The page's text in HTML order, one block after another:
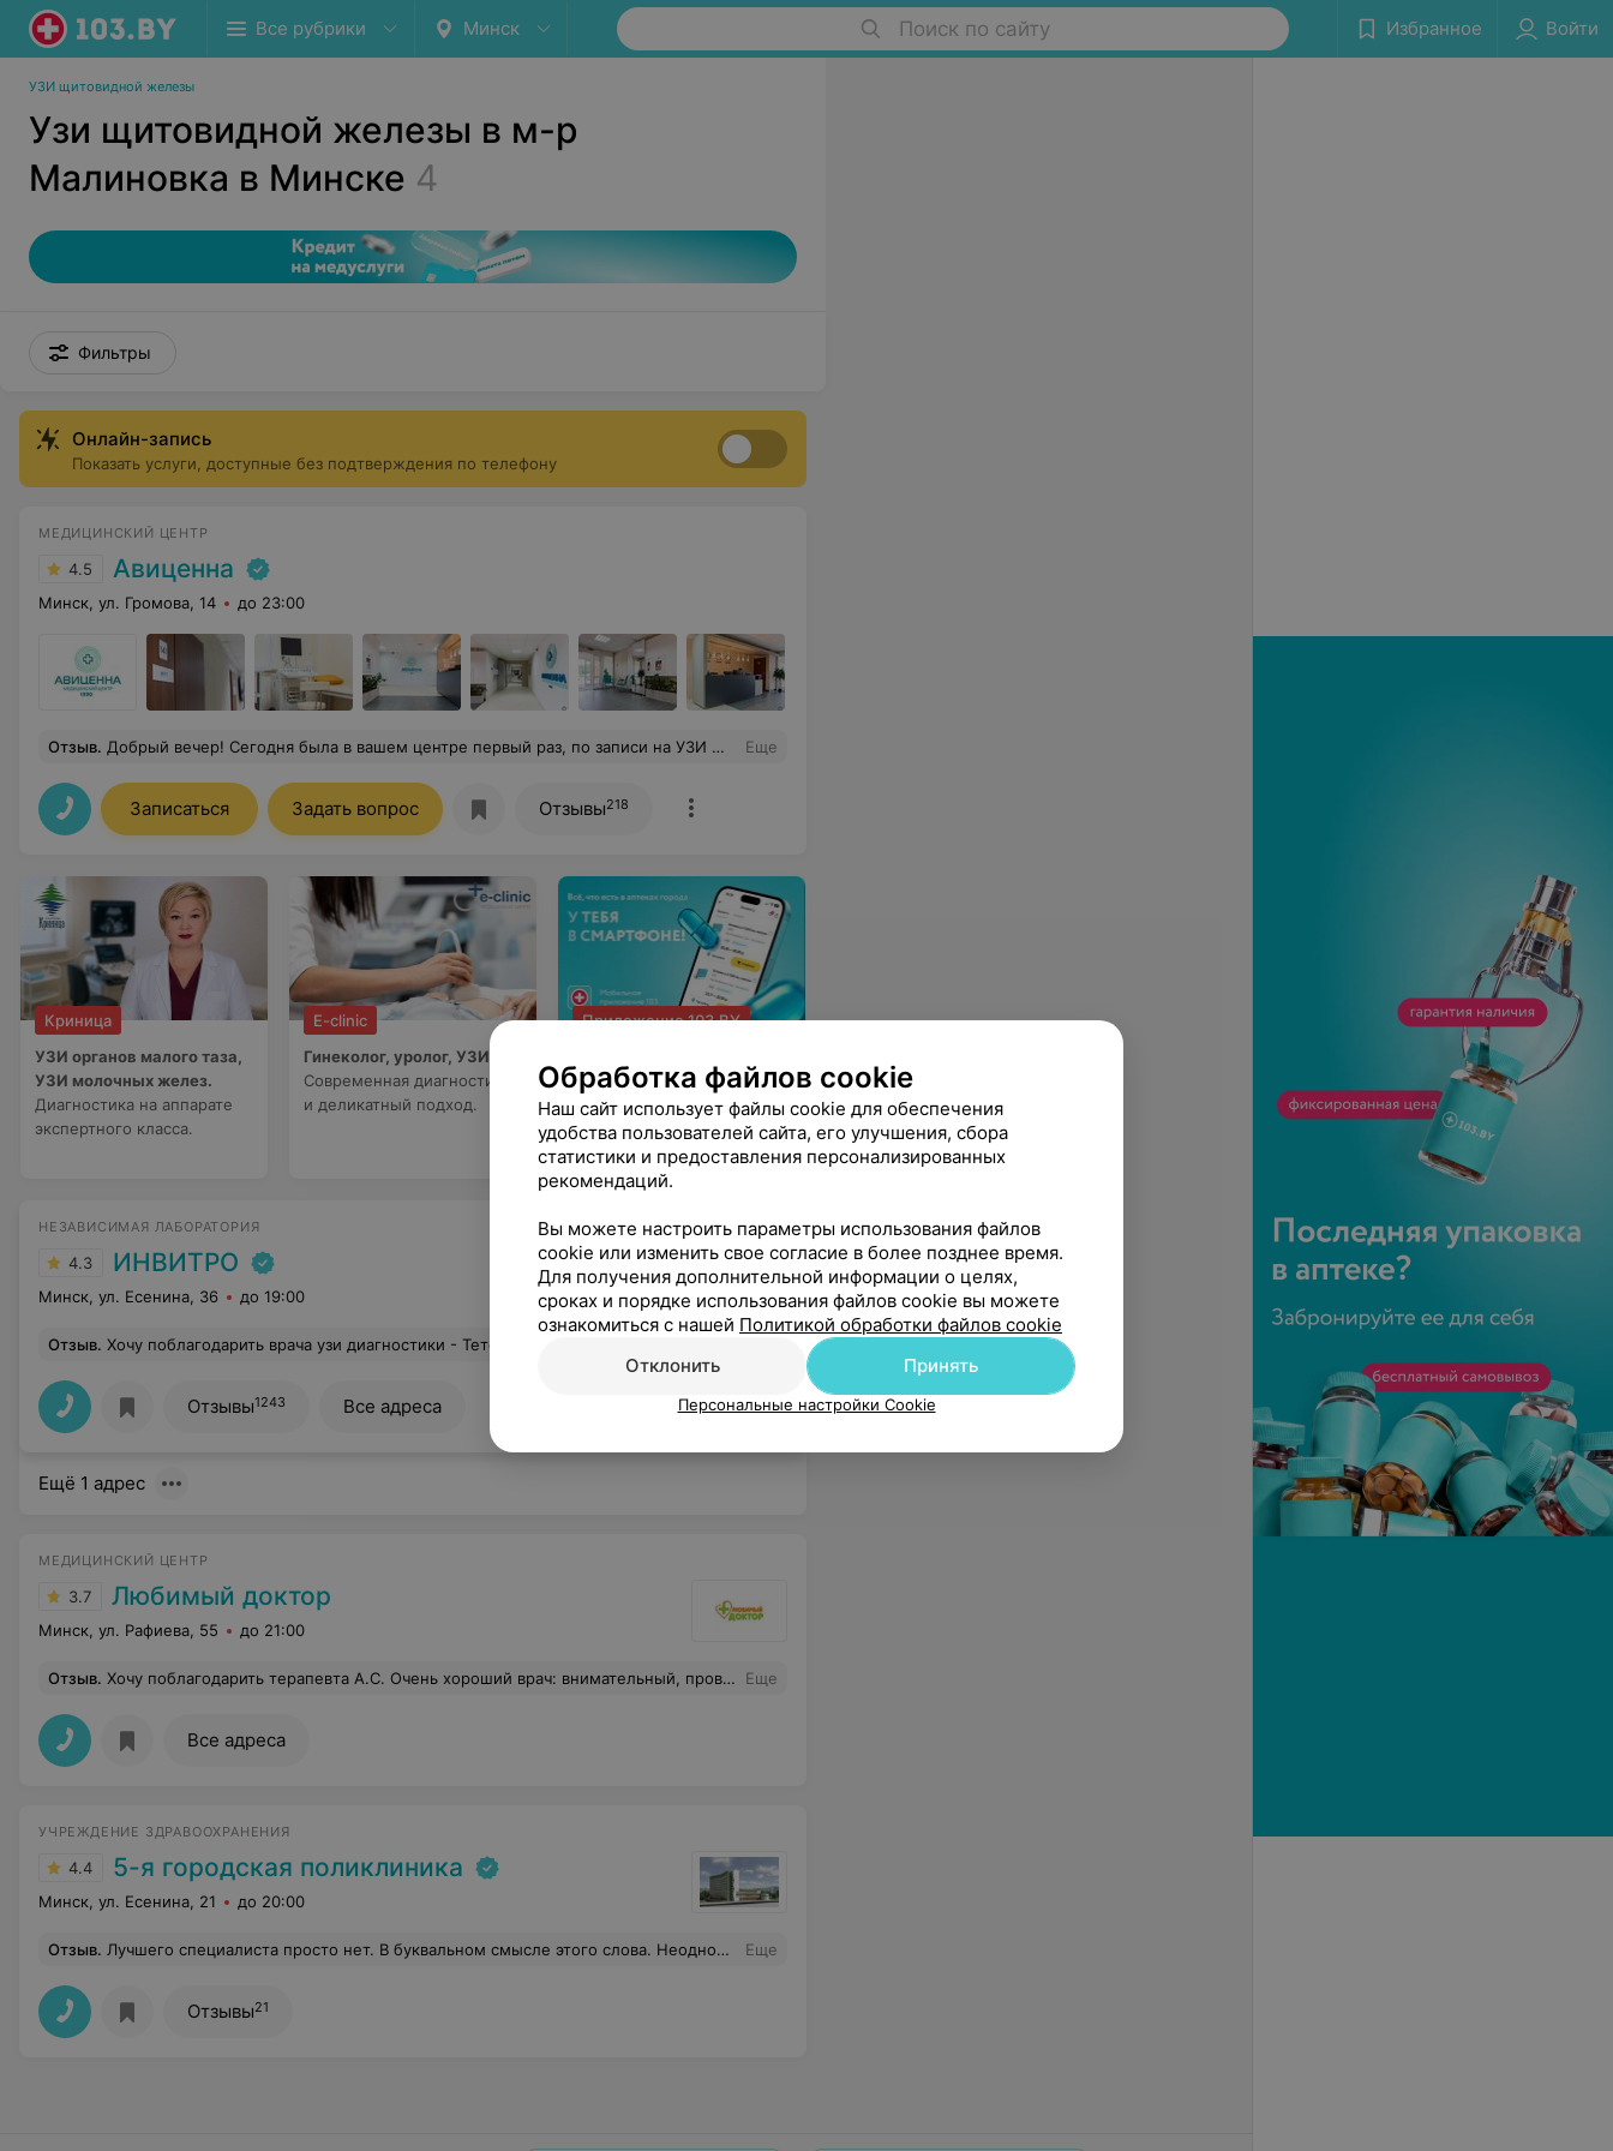
Все рубрики Минск Поиск по сайту Избранное Войти
УЗИ щитовидной железы
Узи щитовидной железы в м-р
Малиновка в Минске 4
Фильтры
Онлайн-запись
Показать услуги, доступные без подтверждения по телефону
МЕДИЦИНСКИЙ ЦЕНТР
4.5 Авиценна
Минск, ул. Громова, 14 до 23:00
Отзыв. Добрый вечер! Сегодня была в вашем центре первый раз, по записи на УЗИ щитовидной железы и брюшной полости. Отмечу работу приветливого персонала на ресепшене, даже по телефону было приятно с вами общаться, все объяснили и перезвонили подтвердить запись. Врач Александр Сергеевич Наливко - спокойно и неторопливо провел обследование, дал небольшие комментарии, на вопросы тоже отвечал и уделил свое внимание чтобы показать на мониторе то, что меня интересовало. Очень тактичный и интеллигентный специалист своего дела! Еще
Записаться Задать вопрос Отзывы218
Криница
УЗИ органов малого таза,
УЗИ молочных желез.
Диагностика на аппарате
экспертного класса.
E-clinic
Гинеколог, уролог, УЗИ.
Современная диагностика
и деликатный подход.
Приложение 103.BY
аптеках города,
бронирование и другие
полезные сервисы в вашем
смартфоне
НЕЗАВИСИМАЯ ЛАБОРАТОРИЯ
4.3 ИНВИТРО
Минск, ул. Есенина, 36 до 19:00
Отзыв. Хочу поблагодарить врача узи диагностики - Тетера Кристину Дмитриевну за высокий профессионализм, спокойствие и чуткость при проведении узи. Ответила на мои вопросы и дала необходимые советы.Спасибо! Рекомендую
Отзывы1243 Все адреса
Ещё 1 адрес
МЕДИЦИНСКИЙ ЦЕНТР
3.7 Любимый доктор
Минск, ул. Рафиева, 55 до 21:00
Отзыв. Хочу поблагодарить терапевта А.С. Очень хороший врач: внимательный, проводит полный опрос, назначает нужные обследования, анализы и лечение, болеет душой за пациента. Спасибо за вашу работу! Еще
Все адреса
УЧРЕЖДЕНИЕ ЗДРАВООХРАНЕНИЯ
4.4 5-я городская поликлиника
Минск, ул. Есенина, 21 до 20:00
Отзыв. Лучшего специалиста просто нет. В буквальном смысле этого слова. Неоднократно ставил на ноги. Огромное спасибо. Побольше бы таких врачей.Добрых грамотных и отзывчивых. Еще
Отзывы21
Обработка файлов cookie
Наш сайт использует файлы cookie для обеспечения
удобства пользователей сайта, его улучшения, сбора
статистики и предоставления персонализированных
рекомендаций.
Вы можете настроить параметры использования файлов
cookie или изменить свое согласие в более позднее время.
Для получения дополнительной информации о целях,
сроках и порядке использования файлов cookie вы можете
ознакомиться с нашей Политикой обработки файлов cookie
Отклонить
Принять
Персональные настройки Cookie